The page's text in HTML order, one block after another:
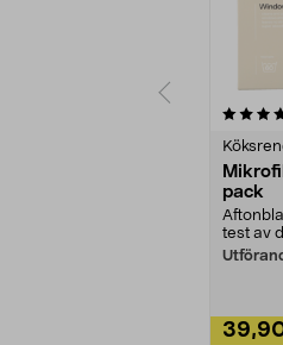
pack
test av